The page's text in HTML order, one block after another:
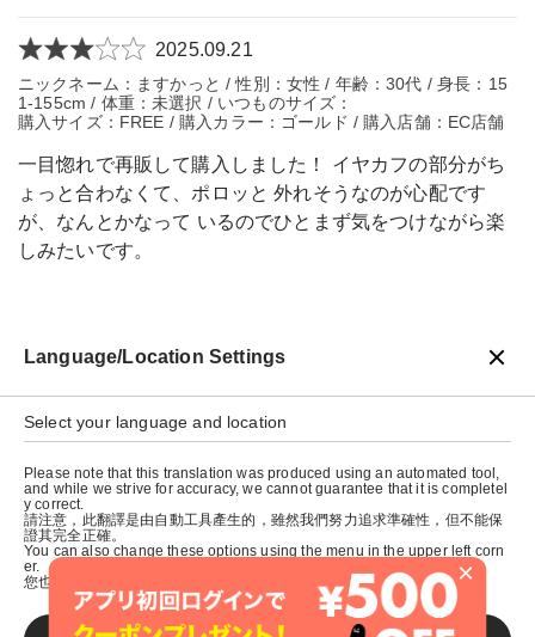
2025.09.21
ニックネーム：ますかっと / 性別：女性 / 年齢：30代 / 身長：15
1-155cm / 体重：未選択 / いつものサイズ：
購入サイズ：FREE / 購入カラー：ゴールド / 購入店舗：EC店舗
一目惚れで再販して購入しました！ イヤカフの部分がち
ょっと合わなくて、ポロッと 外れそうなのが心配です
が、なんとかなって いるのでひとまず気をつけながら楽
しみたいです。
×
Language/Location Settings
Select your language and location
Please note that this translation was produced using an automated tool,
and while we strive for accuracy, we cannot guarantee that it is completel
y correct.
請注意，此翻譯是由自動工具產生的，雖然我們努力追求準確性，但不能保
證其完全正確。
You can also change these options using the menu in the upper left corn
er.
您也可以使用左上角的選單來更改這些選項。